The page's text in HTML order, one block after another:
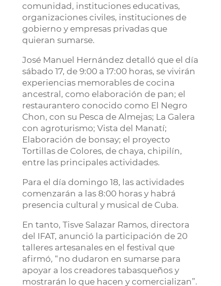
comunidad, instituciones educativas,
organizaciones civiles, instituciones de
gobierno y empresas privadas que
quieran sumarse.
José Manuel Hernández detalló que el día
sábado 17, de 9:00 a 17:00 horas, se vivirán
experiencias memorables de cocina
ancestral, como elaboración de pan; el
restaurantero conocido como El Negro
Chon, con su Pesca de Almejas; La Galera
con agroturismo; Vista del Manatí;
Elaboración de bonsay; el proyecto
Tortillas de Colores, de chaya, chipilín,
entre las principales actividades.
Para el día domingo 18, las actividades
comenzarán a las 8:00 horas y habrá
presencia cultural y musical de Cuba.
En tanto, Tisve Salazar Ramos, directora
del IFAT, anunció la participación de 20
talleres artesanales en el festival que
afirmó, “no dudaron en sumarse para
apoyar a los creadores tabasqueños y
mostrarán lo que hacen y comercializan”.